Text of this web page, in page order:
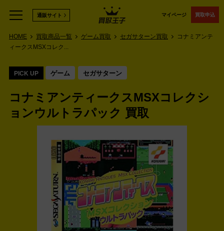
マイページ 買取申込
通販サイト
HOME 買取商品一覧 ゲーム買取 セガサターン買取
コナミアンテ
ィークスMSXコレク...
PICK UP ゲーム セガサターン
コナミアンティークスMSXコレクシ
ョンウルトラパック 買取